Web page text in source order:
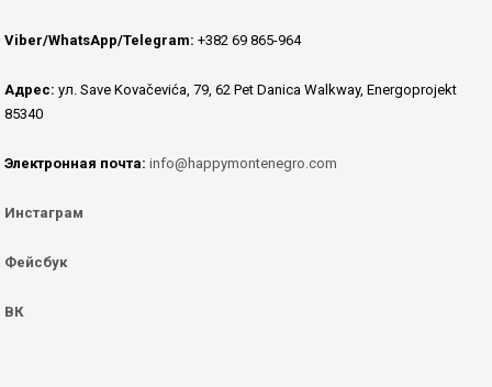
Viber/WhatsApp/Telegram: +382 69 865-964
Адрес: ул. Save Kovačevića, 79, 62 Pet Danica Walkway, Energoprojekt
85340
Электронная почта: info@happymontenegro.com
Инстаграм
Фейсбук
ВК